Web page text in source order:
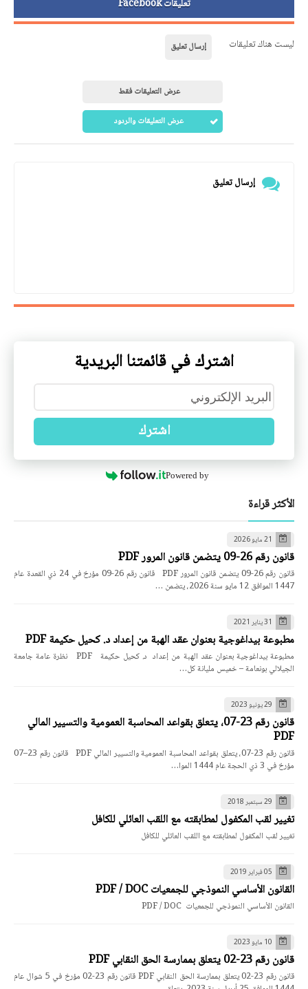
تعليقات Facebook
ليست هناك تعليقات إرسال تعليق
عرض التعليقات فقط
عرض التعليقات والردود
إرسال تعليق
اشترك في قائمتنا البريدية
اشترك
Powered by
الأكثر قراءة
21 مايو 2026
قانون رقم 26-09 يتضمن قانون المرور PDF
قانون رقم 26-09 يتضمن قانون المرور PDF قانون رقم 26-09 مؤرخ في 24 ذي القعدة عام
1447 الموافق 12 مايو سنة 2026، يتضمن …
31 يناير 2021
مطبوعة بيداغوجية بعنوان عقد الهبة من إعداد د. كحيل حكيمة PDF
مطبوعة بيداغوجية بعنوان عقد الهبة من إعداد د. كحيل حكيمة PDF نظرة عامة جامعة
الجيلالي بونعامة – خميس مليانة كل…
29 يونيو 2023
قانون رقم 23-07، يتعلق بقواعد المحاسبة العمومية والتسيير المالي
PDF
قانون رقم 23-07، يتعلق بقواعد المحاسبة العمومية والتسيير المالي PDF قانون رقم 23–07
مؤرخ في 3 ذي الحجة عام 1444 الموا…
29 سبتمبر 2018
تغيير لقب المكفول لمطابقته مع اللقب العائلي للكافل
تغيير لقب المكفول لمطابقته مع اللقب العائلي للكافل
05 فبراير 2019
القانون الأساسي النموذجي للجمعيات PDF / DOC
القانون الأساسي النموذجي للجمعيات PDF / DOC
10 مايو 2023
قانون رقم 23-02 يتعلق بممارسة الحق النقابي PDF
قانون رقم 23-02 يتعلق بممارسة الحق النقابي PDF قانون رقم 23-02 مؤرخ في 5 شوال عام